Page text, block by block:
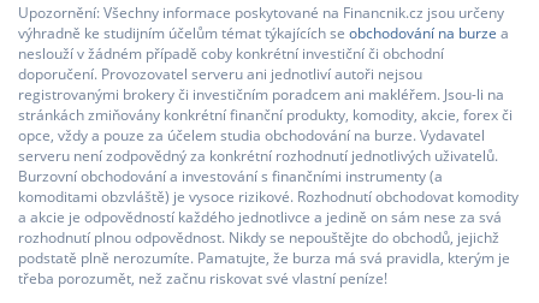
Upozornění: Všechny informace poskytované na Financnik.cz jsou určeny
výhradně ke studijním účelům témat týkajících se obchodování na burze a
neslouží v žádném případě coby konkrétní investiční či obchodní
doporučení. Provozovatel serveru ani jednotliví autoři nejsou
registrovanými brokery či investičním poradcem ani makléřem. Jsou-li na
stránkách zmiňovány konkrétní finanční produkty, komodity, akcie, forex či
opce, vždy a pouze za účelem studia obchodování na burze. Vydavatel
serveru není zodpovědný za konkrétní rozhodnutí jednotlivých uživatelů.
Burzovní obchodování a investování s finančními instrumenty (a
komoditami obzvláště) je vysoce rizikové. Rozhodnutí obchodovat komodity
a akcie je odpovědností každého jednotlivce a jedině on sám nese za svá
rozhodnutí plnou odpovědnost. Nikdy se nepouštějte do obchodů, jejichž
podstatě plně nerozumíte. Pamatujte, že burza má svá pravidla, kterým je
třeba porozumět, než začnu riskovat své vlastní peníze!